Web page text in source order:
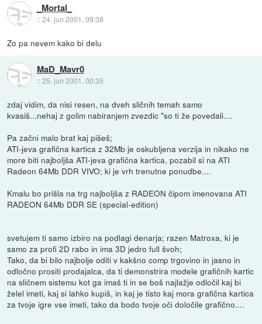
_Mortal_
::24. jun 2001, 09:38
Zo pa nevem kako bi delu
MaD_Mavr0
::25. jun 2001, 00:35
zdaj vidim, da nisi resen, na dveh sličnih temah samo
kvasiš...nehaj z golim nabiranjem zvezdic "so ti že povedali....
Pa začni malo brat kaj pišeš;
ATI-jeva grafična kartica z 32Mb je oskubljena verzija in nikako ne
more biti najboljša ATI-jeva grafična kartica, pozabil si na ATI
Radeon 64Mb DDR VIVO; ki je vrh trenutne ponudbe....
Kmalu bo prišla na trg najboljša z RADEON čipom imenovana ATI
RADEON 64Mb DDR SE (special-edition)
svetujem ti samo izbiro na podlagi denarja; razen Matroxa, ki je
samo za profi 2D rabo in ima 3D jedro full švoh;
Tako, da bi bilo najbolje oditi v kakšno comp trgovino in jasno in
odločno prositi prodajalca, da ti demonstrira modele grafičnih kartic
na sličnem sistemu kot ga imaš ti in se boš najlažje odločil kaj bi
želel imeti, kaj si lahko kupiš, in kaj je tisto kaj mora grafična kartica
za tvoje igre vse imeti, tako da bodo tvoje oči določile grafično....